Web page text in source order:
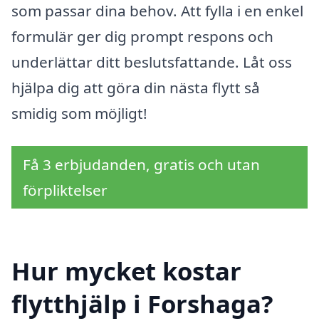
som passar dina behov. Att fylla i en enkel
formulär ger dig prompt respons och
underlättar ditt beslutsfattande. Låt oss
hjälpa dig att göra din nästa flytt så
smidig som möjligt!
Få 3 erbjudanden, gratis och utan
förpliktelser
Hur mycket kostar
flytthjälp i Forshaga?